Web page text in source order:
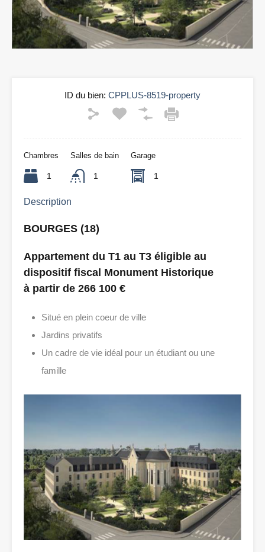
ID du bien: CPPLUS-8519-property
Chambres
1
Salles de bain
1
Garage
1
Description
BOURGES (18)
Appartement du T1 au T3 éligible au
dispositif fiscal Monument Historique
à partir de 266 100 €
Situé en plein coeur de ville
Jardins privatifs
Un cadre de vie idéal pour un étudiant ou une
famille